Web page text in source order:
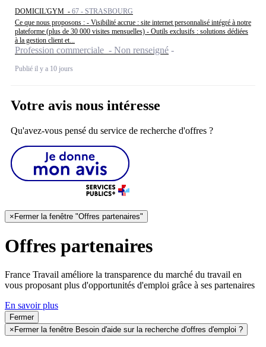
DOMICIL'GYM - 67 - STRASBOURG
Ce que nous proposons : - Visibilité accrue : site internet personnalisé intégré à notre
plateforme (plus de 30 000 visites mensuelles) - Outils exclusifs : solutions dédiées
à la gestion client et...
Profession commerciale - Non renseigné
Publié il y a 10 jours
Votre avis nous intéresse
Qu'avez-vous pensé du service de recherche d'offres ?
×Fermer la fenêtre "Offres partenaires"
Offres partenaires
France Travail améliore la transparence du marché du travail en
vous proposant plus d'opportunités d'emploi grâce à ses partenaires
En savoir plus
Fermer
× Fermer la fenêtre Besoin d'aide sur la recherche d'offres d'emploi ?